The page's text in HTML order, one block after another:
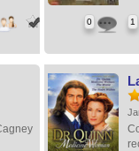
0 1